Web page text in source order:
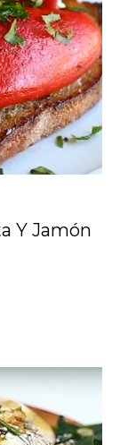
Y Jamón